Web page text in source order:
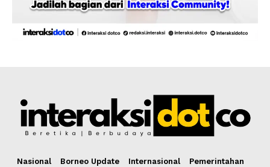
Nasional Borneo Update Internasional
Pemerintahan